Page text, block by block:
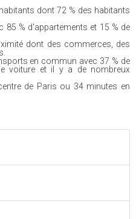
dont 72 % des habitants
85 % d'appartements et 15 % de
dont des commerces, des
en commun avec 37 % de
voiture et il y a de nombreux
de Paris ou 34 minutes en